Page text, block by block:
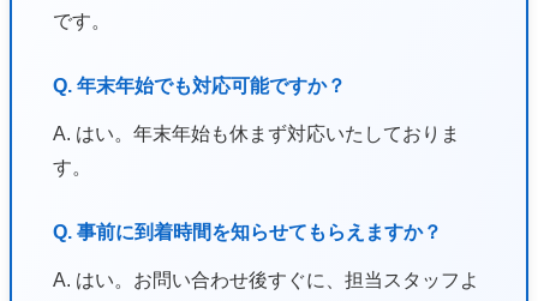
です。
Q. 年末年始でも対応可能ですか？
A. はい。年末年始も休まず対応いたしておりま
す。
Q. 事前に到着時間を知らせてもらえますか？
A. はい。お問い合わせ後すぐに、担当スタッフよ